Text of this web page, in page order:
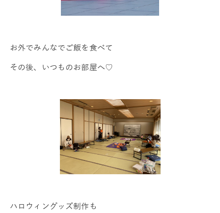
お外でみんなでご飯を食べて
その後、いつものお部屋へ♡
ハロウィングッズ制作も